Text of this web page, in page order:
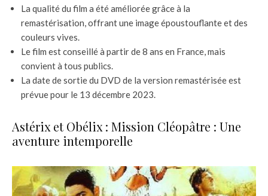
La qualité du film a été améliorée grâce à la
remastérisation, offrant une image époustouflante et des
couleurs vives.
Le film est conseillé à partir de 8 ans en France, mais
convient à tous publics.
La date de sortie du DVD de la version remastérisée est
prévue pour le 13 décembre 2023.
Astérix et Obélix : Mission Cléopâtre : Une
aventure intemporelle